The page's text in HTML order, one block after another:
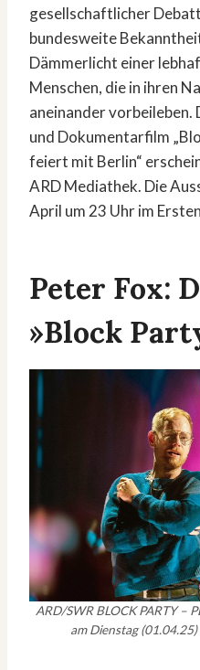
gesellschaftlicher
bundesweite
Dämmerlicht einer
Menschen, die in ihren
aneinander
und Dokumentarfilm
feiert mit Berlin“
ARD Mediathek. Die
April um 23 Uhr im
Peter Fox:
»Block
ARD/SWR BLOCK PARTY –
am Dienstag